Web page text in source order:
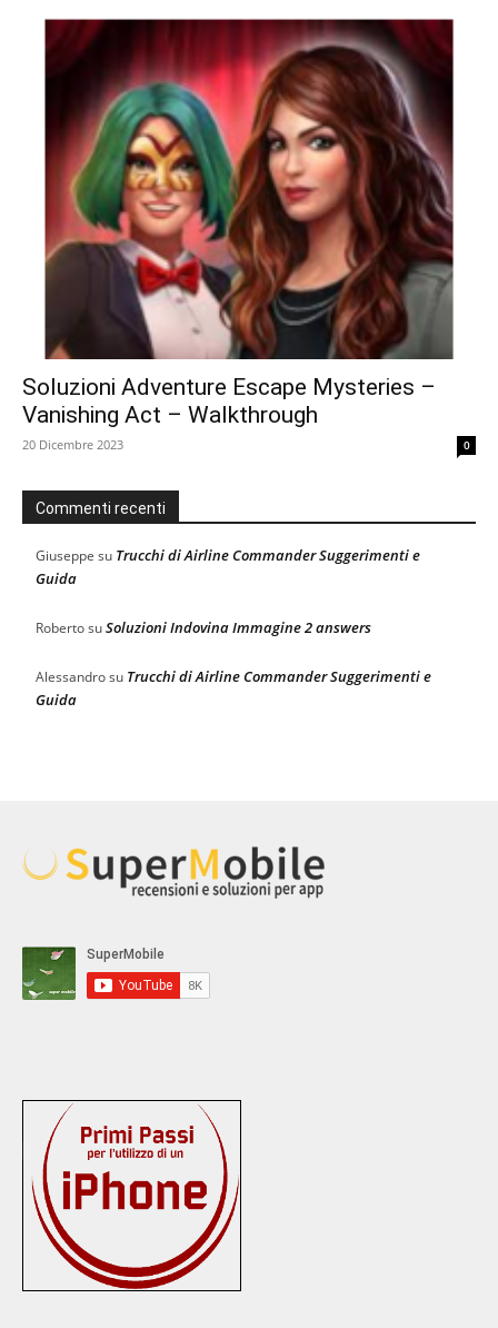
Soluzioni Adventure Escape Mysteries –
Vanishing Act – Walkthrough
20 Dicembre 2023 0
Commenti recenti
Giuseppe su Trucchi di Airline Commander Suggerimenti e
Guida
RobertosuSoluzioni Indovina Immagine 2 answers
Alessandrosu Trucchi di Airline Commander Suggerimenti e
Guida